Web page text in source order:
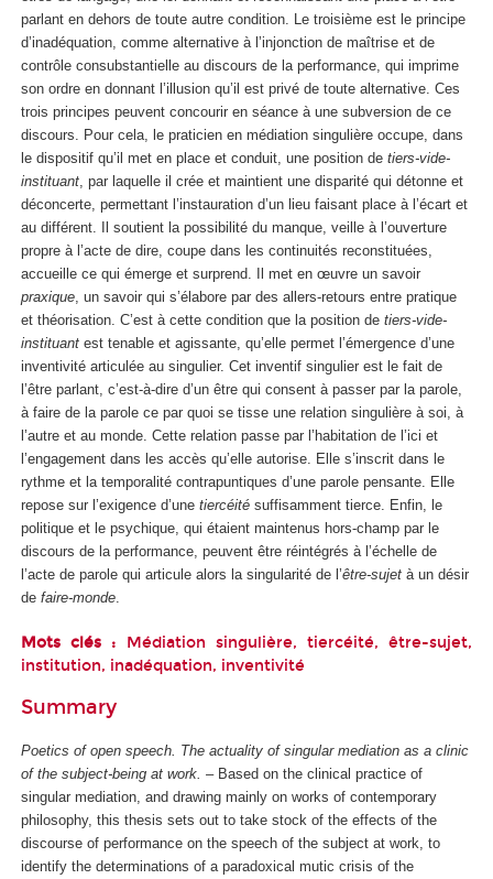
parlant en dehors de toute autre condition. Le troisième est le principe
d’inadéquation, comme alternative à l’injonction de maîtrise et de
contrôle consubstantielle au discours de la performance, qui imprime
son ordre en donnant l’illusion qu’il est privé de toute alternative. Ces
trois principes peuvent concourir en séance à une subversion de ce
discours. Pour cela, le praticien en médiation singulière occupe, dans
le dispositif qu’il met en place et conduit, une position de tiers-vide-
instituant, par laquelle il crée et maintient une disparité qui détonne et
déconcerte, permettant l’instauration d’un lieu faisant place à l’écart et
au différent. Il soutient la possibilité du manque, veille à l’ouverture
propre à l’acte de dire, coupe dans les continuités reconstituées,
accueille ce qui émerge et surprend. Il met en œuvre un savoir
praxique, un savoir qui s’élabore par des allers-retours entre pratique
et théorisation. C’est à cette condition que la position de tiers-vide-
instituant est tenable et agissante, qu’elle permet l’émergence d’une
inventivité articulée au singulier. Cet inventif singulier est le fait de
l’être parlant, c’est-à-dire d’un être qui consent à passer par la parole,
à faire de la parole ce par quoi se tisse une relation singulière à soi, à
l’autre et au monde. Cette relation passe par l’habitation de l’ici et
l’engagement dans les accès qu’elle autorise. Elle s’inscrit dans le
rythme et la temporalité contrapuntiques d’une parole pensante. Elle
repose sur l’exigence d’une tiercéité suffisamment tierce. Enfin, le
politique et le psychique, qui étaient maintenus hors-champ par le
discours de la performance, peuvent être réintégrés à l’échelle de
l’acte de parole qui articule alors la singularité de l’être-sujet à un désir
de faire-monde.
Mots clés : Médiation singulière, tiercéité, être-sujet,
institution, inadéquation, inventivité
Summary
Poetics of open speech. The actuality of singular mediation as a clinic
of the subject-being at work. – Based on the clinical practice of
singular mediation, and drawing mainly on works of contemporary
philosophy, this thesis sets out to take stock of the effects of the
discourse of performance on the speech of the subject at work, to
identify the determinations of a paradoxical mutic crisis of the